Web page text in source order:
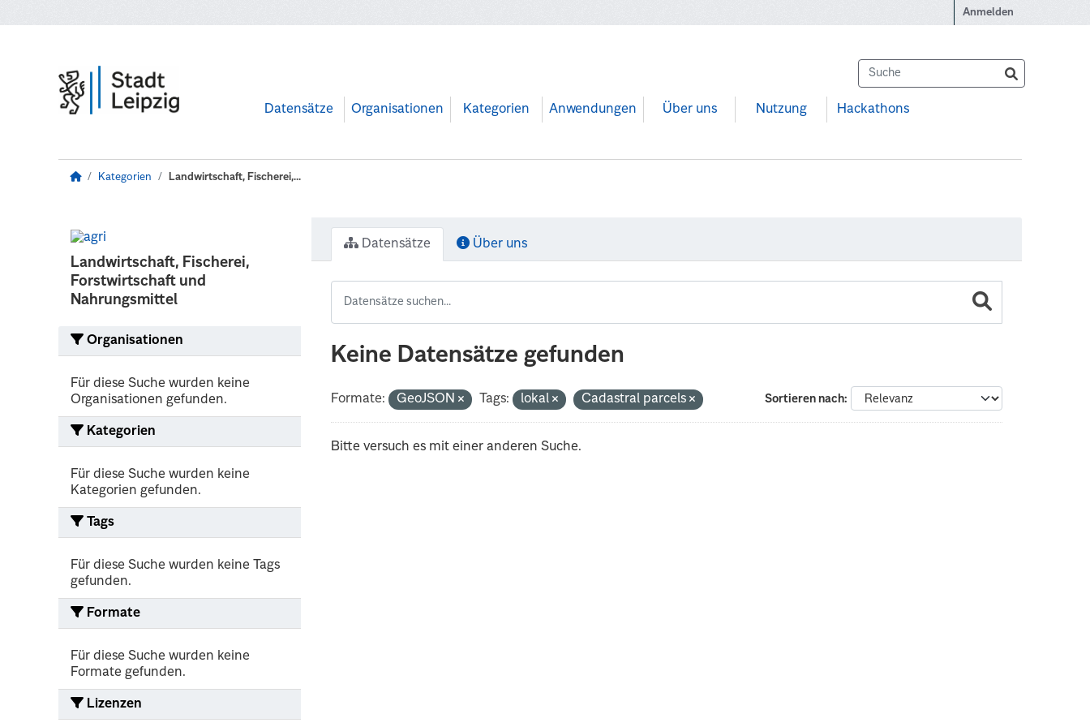
Anmelden
Datensätze Organisationen Kategorien Anwendungen Über uns Nutzung Hackathons
Kategorien Landwirtschaft, Fischerei,...
Landwirtschaft, Fischerei,
Forstwirtschaft und
Nahrungsmittel
Organisationen
Für diese Suche wurden keine
Organisationen gefunden.
Kategorien
Für diese Suche wurden keine
Kategorien gefunden.
Tags
Für diese Suche wurden keine Tags
gefunden.
Formate
Für diese Suche wurden keine
Formate gefunden.
Lizenzen
Datensätze Über uns
Keine Datensätze gefunden
Sortieren nach
Formate: GeoJSON Tags: lokal Cadastral parcels
Bitte versuch es mit einer anderen Suche.